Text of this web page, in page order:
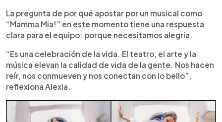
La pregunta de por qué apostar por un musical como
“Mamma Mia!” en este momento tiene una respuesta
clara para el equipo: porque necesitamos alegría.
“Es una celebración de la vida. El teatro, el arte y la
música elevan la calidad de vida de la gente. Nos hacen
reír, nos conmueven y nos conectan con lo bello”,
reflexiona Alexia.